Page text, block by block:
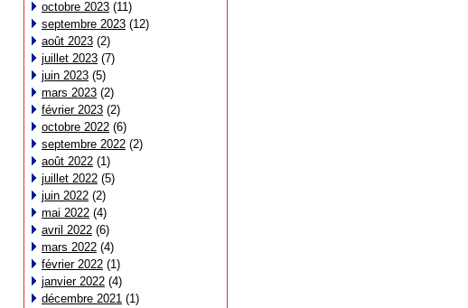
octobre 2023 (11)
septembre 2023 (12)
août 2023 (2)
juillet 2023 (7)
juin 2023 (5)
mars 2023 (2)
février 2023 (2)
octobre 2022 (6)
septembre 2022 (2)
août 2022 (1)
juillet 2022 (5)
juin 2022 (2)
mai 2022 (4)
avril 2022 (6)
mars 2022 (4)
février 2022 (1)
janvier 2022 (4)
décembre 2021 (1)